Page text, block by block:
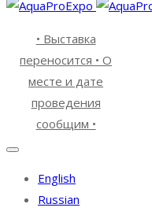
• Выставка
переносится • О
месте и дате
проведения
сообщим •
English
Russian